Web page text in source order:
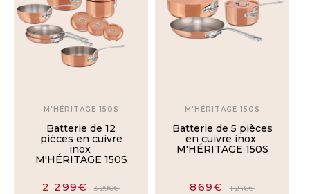
Bronze
Poli
POIGNÉE
M'HÉRITAGE 150S
Batterie de 12
pièces en cuivre
inox
M'HÉRITAGE 150S
2 299€ 3 290€
M'HÉRITAGE 150S
Batterie de 5 pièces
en cuivre inox
M'HÉRITAGE 150S
869€ 1 246€